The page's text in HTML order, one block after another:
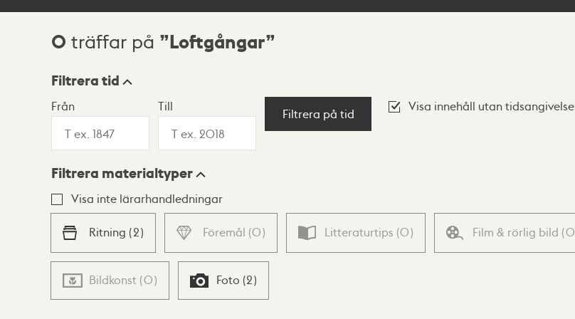
Sökresultat
0 träffar på Loftgångar
Visningsläge
Lista Karta
Filtrera tid
Från Till
Filtrera på tid
Visa innehåll utan tidsangivelse
Filtrera materialtyper
Visa inte lärarhandledningar
Ritning (2) Föremål (0) Litteraturtips (0) Film & rörlig bild (0
Bildkonst (0) Foto (2)